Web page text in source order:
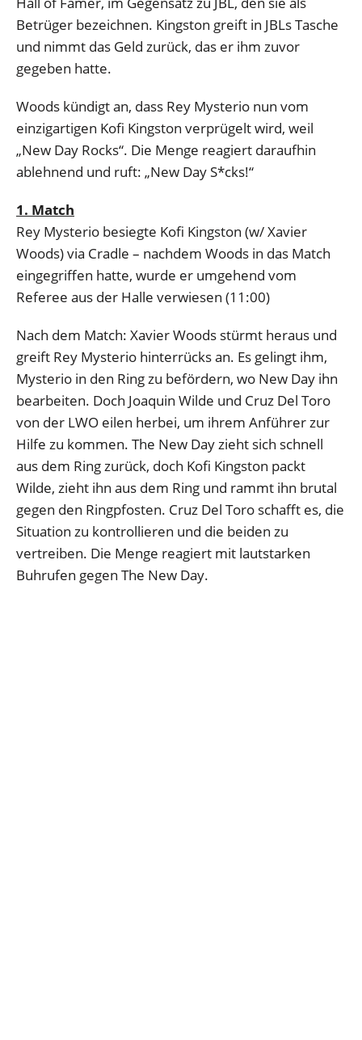
Betrüger bezeichnen. Kingston greift in JBLs Tasche
und nimmt das Geld zurück, das er ihm zuvor
gegeben hatte.
Woods kündigt an, dass Rey Mysterio nun vom
einzigartigen Kofi Kingston verprügelt wird, weil
„New Day Rocks“. Die Menge reagiert daraufhin
ablehnend und ruft: „New Day S*cks!“
1. Match
Rey Mysterio besiegte Kofi Kingston (w/ Xavier
Woods) via Cradle – nachdem Woods in das Match
eingegriffen hatte, wurde er umgehend vom
Referee aus der Halle verwiesen (11:00)
Nach dem Match: Xavier Woods stürmt heraus und
greift Rey Mysterio hinterrücks an. Es gelingt ihm,
Mysterio in den Ring zu befördern, wo New Day ihn
bearbeiten. Doch Joaquin Wilde und Cruz Del Toro
von der LWO eilen herbei, um ihrem Anführer zur
Hilfe zu kommen. The New Day zieht sich schnell
aus dem Ring zurück, doch Kofi Kingston packt
Wilde, zieht ihn aus dem Ring und rammt ihn brutal
gegen den Ringpfosten. Cruz Del Toro schafft es, die
Situation zu kontrollieren und die beiden zu
vertreiben. Die Menge reagiert mit lautstarken
Buhrufen gegen The New Day.